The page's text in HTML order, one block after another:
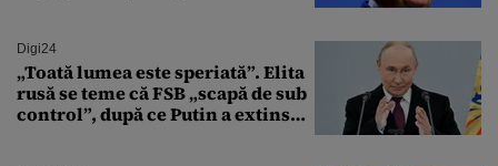
Digi24
„Toată lumea este speriată”. Elita
rusă se teme că FSB „scapă de sub
control”, după ce Putin a extins